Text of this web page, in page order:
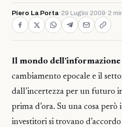
Piero La Porta· 29 Luglio 2009 · 2
Il mondo dell’informazione
cambiamento epocale e il
dall’incertezza per un futuro
prima d’ora. Su una cosa però
investitori si trovano